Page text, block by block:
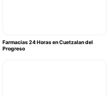
Farmacias 24 Horas en Cuetzalan del
Progreso